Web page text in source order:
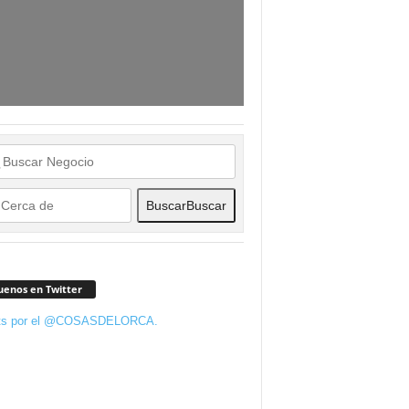
BuscarBuscar
en Twitter
por el @COSASDELORCA.